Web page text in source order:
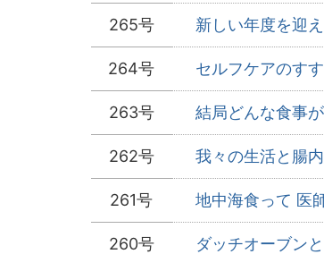
265号 新しい年度を迎
264号 セルフケアのす
263号 結局どんな食事
262号 我々の生活と腸
261号 地中海食って 医
260号 ダッチオーブン